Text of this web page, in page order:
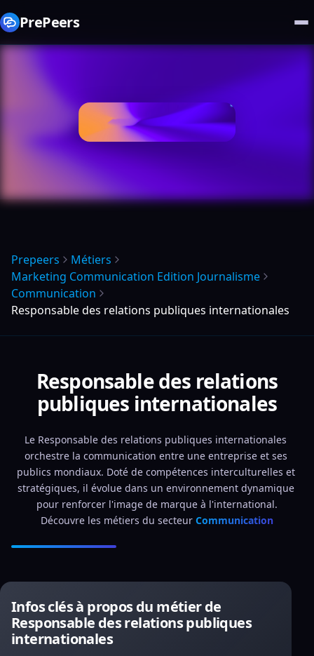
PrePeers
Prepeers
Métiers
Marketing Communication Edition Journalisme
Communication
Responsable des relations publiques internationales
Responsable des relations
publiques internationales
Le Responsable des relations publiques internationales
orchestre la communication entre une entreprise et ses
publics mondiaux. Doté de compétences interculturelles et
stratégiques, il évolue dans un environnement dynamique
pour renforcer l'image de marque à l'international.
Découvre les métiers du secteur Communication
Infos clés à propos du métier de
Responsable des relations publiques
internationales